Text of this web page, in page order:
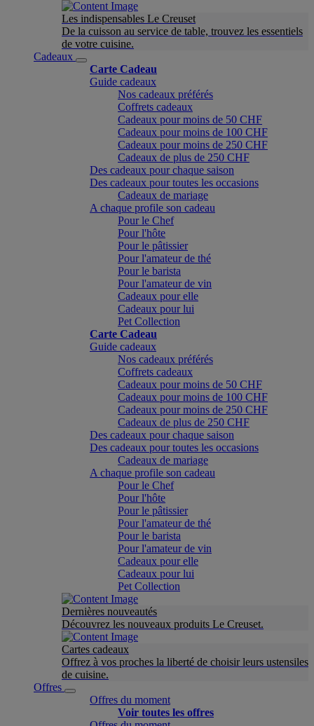
Les indispensables Le Creuset
De la cuisson au service de table, trouvez les essentiels
de votre cuisine.
Cadeaux
Carte Cadeau
Guide cadeaux
Nos cadeaux préférés
Coffrets cadeaux
Cadeaux pour moins de 50 CHF
Cadeaux pour moins de 100 CHF
Cadeaux pour moins de 250 CHF
Cadeaux de plus de 250 CHF
Des cadeaux pour chaque saison
Des cadeaux pour toutes les occasions
Cadeaux de mariage
A chaque profile son cadeau
Pour le Chef
Pour l'hôte
Pour le pâtissier
Pour l'amateur de thé
Pour le barista
Pour l'amateur de vin
Cadeaux pour elle
Cadeaux pour lui
Pet Collection
Carte Cadeau
Guide cadeaux
Nos cadeaux préférés
Coffrets cadeaux
Cadeaux pour moins de 50 CHF
Cadeaux pour moins de 100 CHF
Cadeaux pour moins de 250 CHF
Cadeaux de plus de 250 CHF
Des cadeaux pour chaque saison
Des cadeaux pour toutes les occasions
Cadeaux de mariage
A chaque profile son cadeau
Pour le Chef
Pour l'hôte
Pour le pâtissier
Pour l'amateur de thé
Pour le barista
Pour l'amateur de vin
Cadeaux pour elle
Cadeaux pour lui
Pet Collection
Dernières nouveautés
Découvrez les nouveaux produits Le Creuset.
Cartes cadeaux
Offrez à vos proches la liberté de choisir leurs ustensiles
de cuisine.
Offres
Offres du moment
Voir toutes les offres